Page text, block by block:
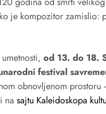
je kompozitor zamislio:
od 13. do 18.
festival
obnovljenom
na sajtu Kaleidoskopa